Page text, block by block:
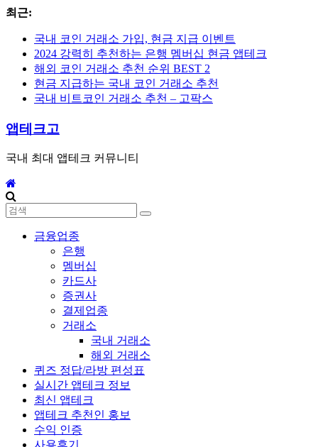
Skip
content
최근:
국내 코인 거래소 가입, 현금 지급 이벤트
2024 강력히 추천하는 은행 멤버십 현금 앱테크
해외 코인 거래소 추천 순위 BEST 2
현금 지급하는 국내 코인 거래소 추천
국내 비트코인 거래소 추천 – 고팍스
앱테크고
국내 최대 앱테크 커뮤니티
금융업종
은행
멤버십
카드사
증권사
결제업종
거래소
국내 거래소
해외 거래소
퀴즈 정답/라방 편성표
실시간 앱테크 정보
최신 앱테크
앱테크 추천인 홍보
수익 인증